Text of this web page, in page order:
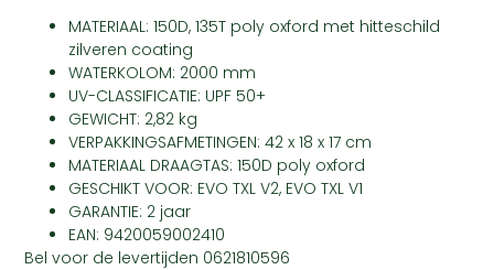
MATERIAAL: 150D, 135T poly oxford met hitteschild
zilveren coating
WATERKOLOM: 2000 mm
UV-CLASSIFICATIE: UPF 50+
GEWICHT: 2,82 kg
VERPAKKINGSAFMETINGEN: 42 x 18 x 17 cm
MATERIAAL DRAAGTAS: 150D poly oxford
GESCHIKT VOOR: EVO TXL V2, EVO TXL V1
GARANTIE: 2 jaar
EAN: 9420059002410
Bel voor de levertijden 0621810596